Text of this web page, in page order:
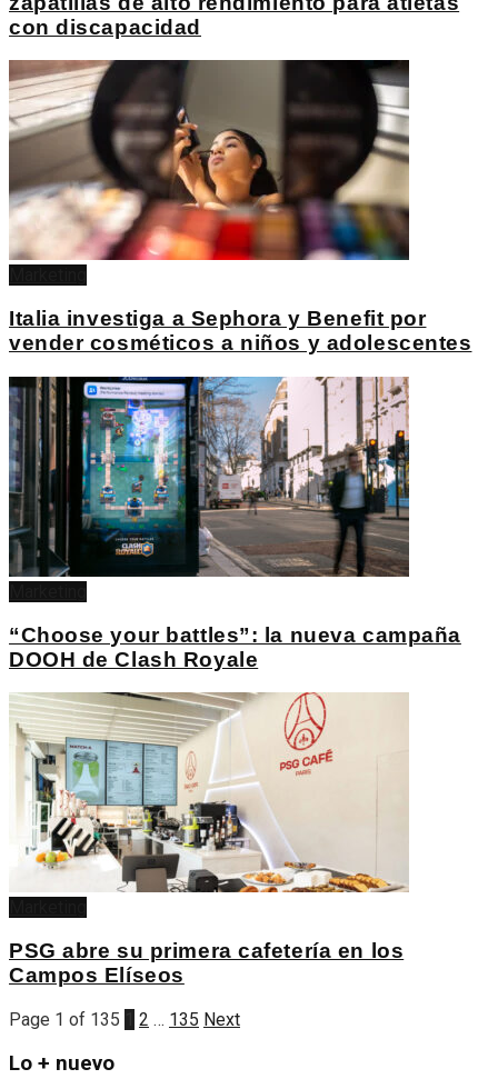
con discapacidad
Italia investiga a Sephora y Benefit por
vender cosméticos a niños y adolescentes
“Choose your battles”: la nueva campaña
DOOH de Clash Royale
PSG abre su primera cafetería en los
Campos Elíseos
Page 1 of 135 2 … 135 Next
Lo + nuevo